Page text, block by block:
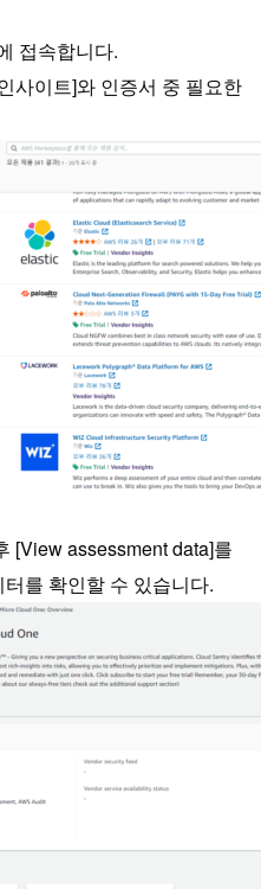
접속합니다.
사이트]와 인증서 중 필요한
[View assessment data]를
를 확인할 수 있습니다.